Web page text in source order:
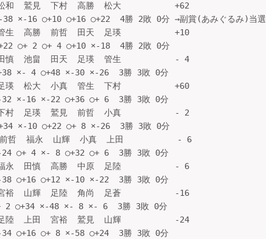
和  鷲見  下村  高勝  松大           +62
×-16 ○+10 ○+16 ○+22  4勝 2敗 0分 →副賞(あみぐるみ)当選
生  高勝  前哲  田天  足瑛           +10
○+ 2 ○+ 4 ○+10 ×-18  4勝 2敗 0分
慎  池畠  田天  足瑛  管生           - 4
×- 4 ○+48 ×-30 ×-26  3勝 3敗 0分
瑛  松大  小真  管生  下村           +60
×-16 ×-22 ○+36 ○+ 6  3勝 3敗 0分
村  足瑛  鷲見  前哲  小真           - 2
×-10 ○+22 ○+ 8 ×-26  3勝 3敗 0分
哲  福永  山輝  小真  上田           - 6
○+ 4 ×- 8 ○+32 ○+ 6  3勝 3敗 0分
永  田慎  高勝  中原  足陸           - 6
○+16 ○+12 ×-10 ×-22  3勝 3敗 0分
裕  山輝  足陸  角尚  足蒼           -16
2 ○+34 ×-48 ×- 8 ×- 6  3勝 3敗 0分
陸  上田  宮裕  鷲見  山輝           -24
○+16 ○+ 8 ×-58 ○+24  3勝 3敗 0分